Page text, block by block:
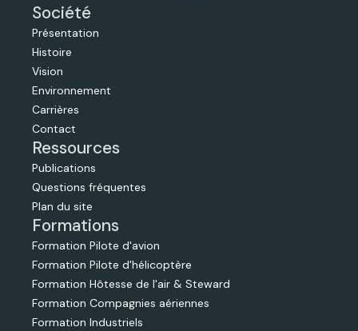
Société
Présentation
Histoire
Vision
Environnement
Carrières
Contact
Ressources
Publications
Questions fréquentes
Plan du site
Formations
Formation Pilote d'avion
Formation Pilote d'hélicoptère
Formation Hôtesse de l'air & Steward
Formation Compagnies aériennes
Formation Industriels